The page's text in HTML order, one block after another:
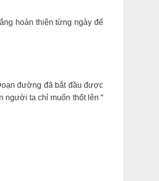
hoàn thiện từng ngày để
đường đã bắt đầu được
người ta chỉ muốn thốt lên “